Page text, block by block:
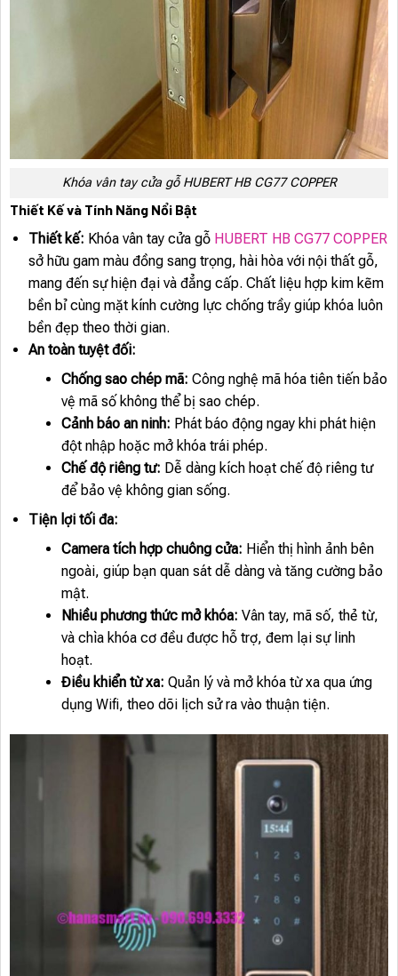
Khóa vân tay cửa gỗ HUBERT HB CG77 COPPER
Thiết Kế và Tính Năng Nổi Bật
Thiết kế: Khóa vân tay cửa gỗ HUBERT HB CG77 COPPER
sở hữu gam màu đồng sang trọng, hài hòa với nội thất gỗ,
mang đến sự hiện đại và đẳng cấp. Chất liệu hợp kim kẽm
bền bỉ cùng mặt kính cường lực chống trầy giúp khóa luôn
bền đẹp theo thời gian.
An toàn tuyệt đối:
Chống sao chép mã: Công nghệ mã hóa tiên tiến bảo
vệ mã số không thể bị sao chép.
Cảnh báo an ninh: Phát báo động ngay khi phát hiện
đột nhập hoặc mở khóa trái phép.
Chế độ riêng tư: Dễ dàng kích hoạt chế độ riêng tư
để bảo vệ không gian sống.
Tiện lợi tối đa:
Camera tích hợp chuông cửa: Hiển thị hình ảnh bên
ngoài, giúp bạn quan sát dễ dàng và tăng cường bảo
mật.
Nhiều phương thức mở khóa: Vân tay, mã số, thẻ từ,
và chìa khóa cơ đều được hỗ trợ, đem lại sự linh
hoạt.
Điều khiển từ xa: Quản lý và mở khóa từ xa qua ứng
dụng Wifi, theo dõi lịch sử ra vào thuận tiện.